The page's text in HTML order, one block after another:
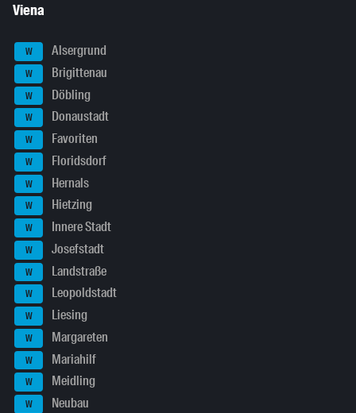
Viena
W Alsergrund
W Brigittenau
W Döbling
W Donaustadt
W Favoriten
W Floridsdorf
W Hernals
W Hietzing
W Innere Stadt
W Josefstadt
W Landstraße
W Leopoldstadt
W Liesing
W Margareten
W Mariahilf
W Meidling
W Neubau